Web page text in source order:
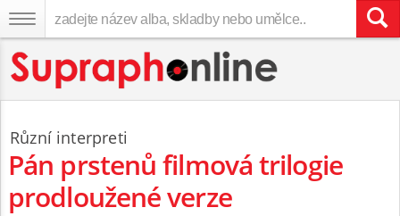
Různí interpreti
Pán prstenů filmová trilogie
prodloužené verze